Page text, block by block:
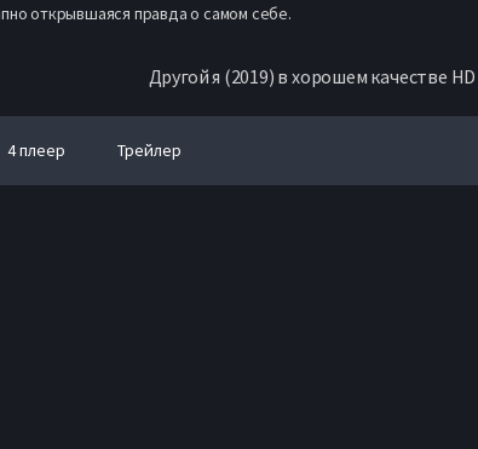
открывшаяся правда о самом себе.
Другой я (2019) в хорошем качестве HD
4 плеер Трейлер